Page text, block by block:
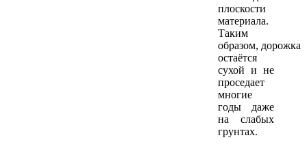
плоскости
материала.
Таким
образом, дорожка
остаётся
сухой и не
проседает
многие
годы даже
на слабых
грунтах.